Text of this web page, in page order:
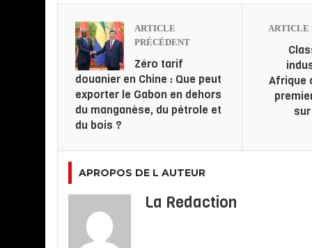
ARTICLE
PRÉCÉDENT
Zéro tarif
douanier en Chine : Que peut
exporter le Gabon en dehors
du manganèse, du pétrole et
du bois ?
ARTICLE
Afrique
APROPOS DE L AUTEUR
La Redaction